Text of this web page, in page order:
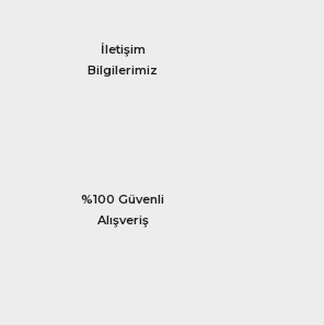
İletişim
Bilgilerimiz
%100 Güvenli
Alışveriş